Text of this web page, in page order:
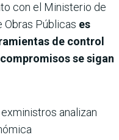
con el Ministerio de
Obras Públicas es
de control
se sigan
analizan